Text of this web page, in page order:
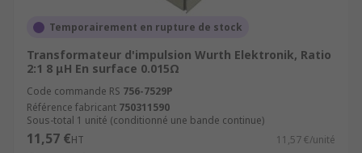
Temporairement en rupture de stock
Transformateur d'impulsion Wurth Elektronik, Ratio
2:1 8 μH En surface 0.015Ω
Code commande RS 756-7529P
Référence fabricant 750311590
Sous-total 1 unité (conditionné une bande continue)
11,57 €HT 11,57 €/unité